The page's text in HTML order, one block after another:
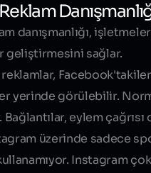
danışmanlığı,
geliştirmesini sağlar.
yerinde görülebilir.
eylem
üzerinde sadece
Instagram